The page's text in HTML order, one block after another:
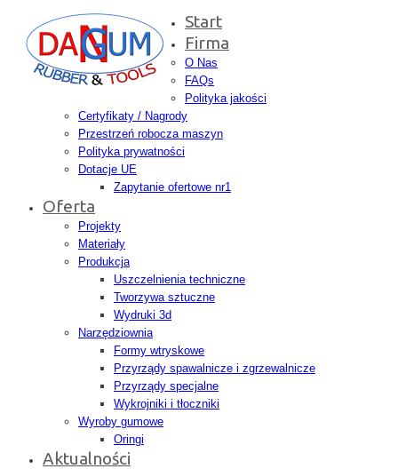
Start
Firma
O Nas
FAQs
Polityka jakości
Certyfikaty / Nagrody
Przestrzeń robocza maszyn
Polityka prywatności
Dotacje UE
Zapytanie ofertowe nr1
Oferta
Projekty
Materiały
Produkcja
Uszczelnienia techniczne
Tworzywa sztuczne
Wydruki 3d
Narzędziownia
Formy wtryskowe
Przyrządy spawalnicze i zgrzewalnicze
Przyrządy specjalne
Wykrojniki i tłoczniki
Wyroby gumowe
Oringi
Aktualności